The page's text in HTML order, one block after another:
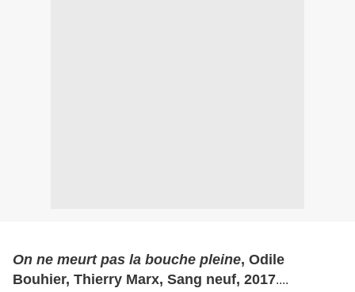
On ne meurt pas la bouche pleine, Odile
Bouhier, Thierry Marx, Sang neuf, 2017....